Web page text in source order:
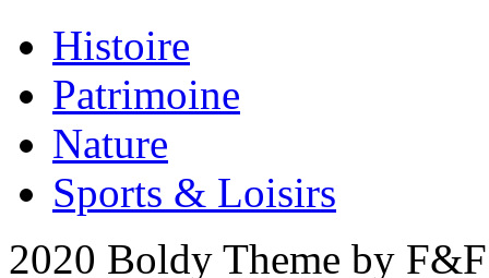
Histoire
Patrimoine
Nature
Sports & Loisirs
2020 Boldy Theme by